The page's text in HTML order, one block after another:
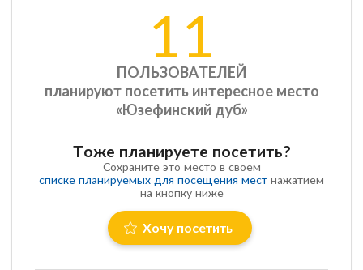
11
ПОЛЬЗОВАТЕЛЕЙ
планируют посетить интересное место
«Юзефинский дуб»
Тоже планируете посетить?
Сохраните это место в своем
списке планируемых для посещения мест нажатием
на кнопку ниже
Хочу посетить